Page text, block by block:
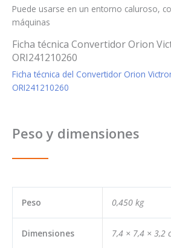
Puede usarse en un entorno caluroso,
máquinas
Ficha técnica Convertidor Orion
ORI241210260
Ficha técnica del Convertidor Orion
ORI241210260
Peso y dimensiones
Peso 0,450 kg
Dimensiones 7,4 × 7,4 × 3,2